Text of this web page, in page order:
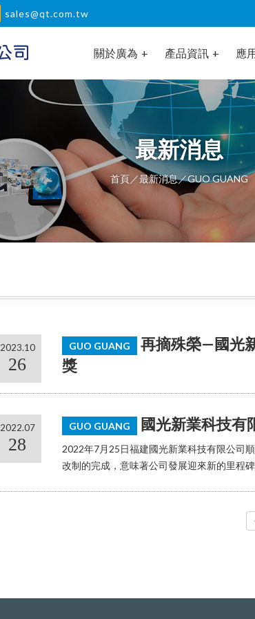
sales@qt.com.tw
關於廣為 產品資訊 應
最新消息
首頁／最新消息／GUO GUANG
2023.10
26
GUO GUANG
再摘殊榮—國光
獎
2022.07
28
GUO GUANG 國光新業科技有
2022年7月25日福建國光新業科技有限公司
改制的完成，意味著公司發展迎來新的里程